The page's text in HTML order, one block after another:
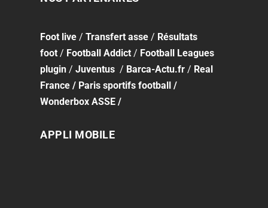
Foot live /Transfert asse / Résultats
foot / Football Addict / Football Leagues
plugin /Juventus / Barca-Actu.fr / Real
France / Paris sportifs football /
Wonderbox ASSE /
APPLI MOBILE